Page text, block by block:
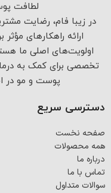
لطافت
در زیبا فام، رضایت
ارائه راهکارهای
اولویت‌های اصلی ما
تخصصی برای کمک به
پوست و مو در
دسترسی سریع
صفحه نخست
همه محصولات
درباره ما
تماس با ما
سوالات متداول